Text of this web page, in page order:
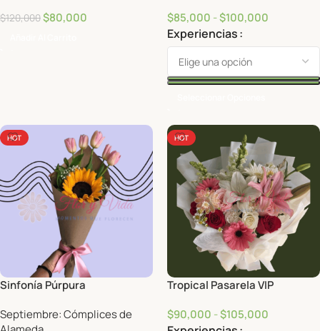
$120,000$80,000
$85,000 -$100,000
Experiencias
HOT
Sinfonía Púrpura
Septiembre: Cómplices de
HOT
Tropical Pasarela VIP
$90,000 -$105,000